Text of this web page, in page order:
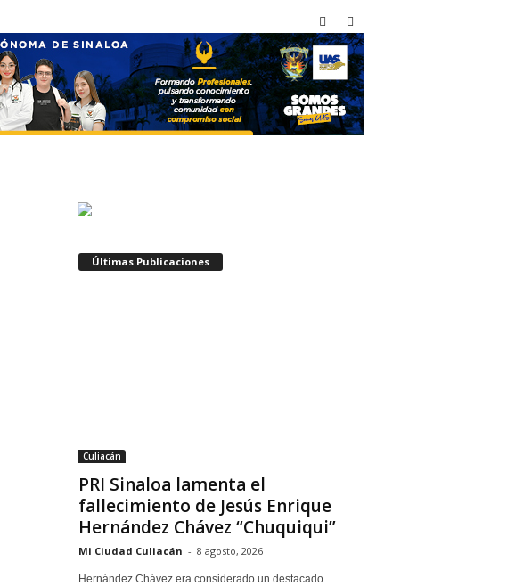
Últimas Publicaciones
Culiacán
PRI Sinaloa lamenta el
fallecimiento de Jesús Enrique
Hernández Chávez “Chuquiqui”
Mi Ciudad Culiacán - 8 agosto, 2026
Hernández Chávez era considerado un destacado